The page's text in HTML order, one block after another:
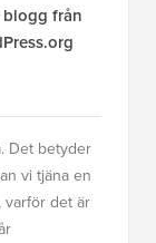
från
Det betyder
vi tjäna en
, varför det är